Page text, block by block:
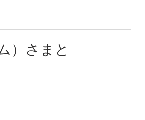
）さまと